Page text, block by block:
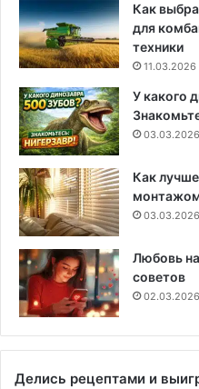
Как
для
техники
11.03.2026
У какого
03.03.2026
Как
03.03.2026
Любовь
советов
02.03.2026
Делись рецептами и